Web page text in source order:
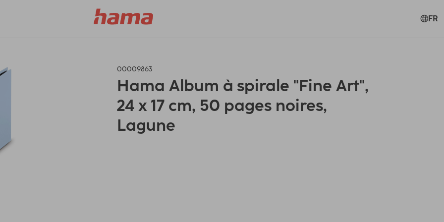
FR
00009863
Hama Album à spirale "Fine Art",
24 x 17 cm, 50 pages noires,
Lagune